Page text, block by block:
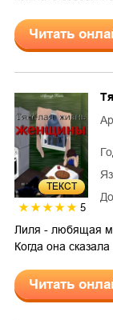
Читать
ТЕКСТ
5
Лиля - любящая
Когда она
Читать